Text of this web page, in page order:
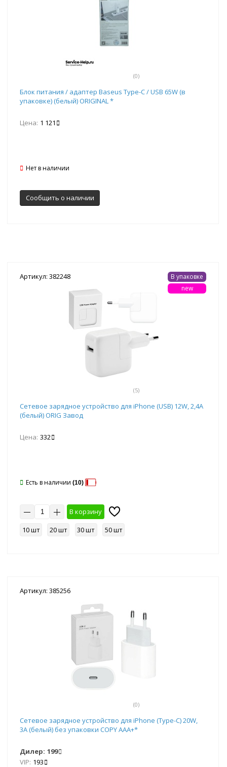
(0)
Блок питания / адаптер Baseus Type-C / USB 65W (в
упаковке) (белый) ORIGINAL *
Цена: 1 121
Нет в наличии
Сообщить о наличии
Артикул: 382248
(5)
В упаковке
new
Сетевое зарядное устройство для iPhone (USB) 12W, 2,4A
(белый) ORIG Завод
Цена: 332
Есть в наличии (10)
В корзину
10 шт
20 шт 30 шт 50 шт
Артикул: 385256
(0)
Сетевое зарядное устройство для iPhone (Type-C) 20W,
3A (белый) без упаковки COPY AAA+*
Дилер: 199
VIP: 193